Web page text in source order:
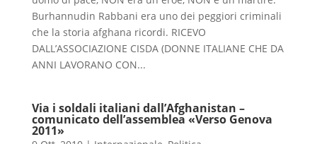
Burhannudin Rabbani era uno dei peggiori criminali
che la storia afghana ricordi. RICEVO
DALL’ASSOCIAZIONE CISDA (DONNE ITALIANE CHE DA
ANNI LAVORANO CON...
Via i soldali italiani dall’Afghanistan –
comunicato dell’assemblea «Verso Genova
2011»